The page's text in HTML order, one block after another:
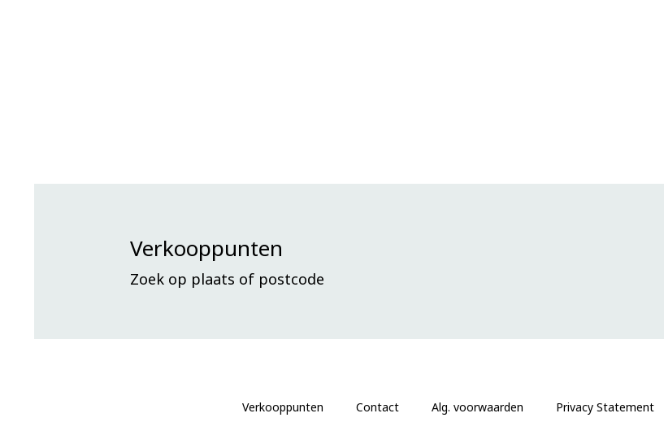
Verkooppunten
Zoek op plaats of postcode
Verkooppunten Contact Alg. voorwaarden Privacy Statement